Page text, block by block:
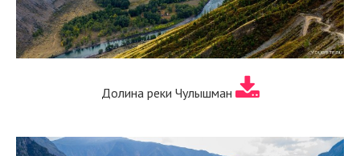
Долина реки Чулышман